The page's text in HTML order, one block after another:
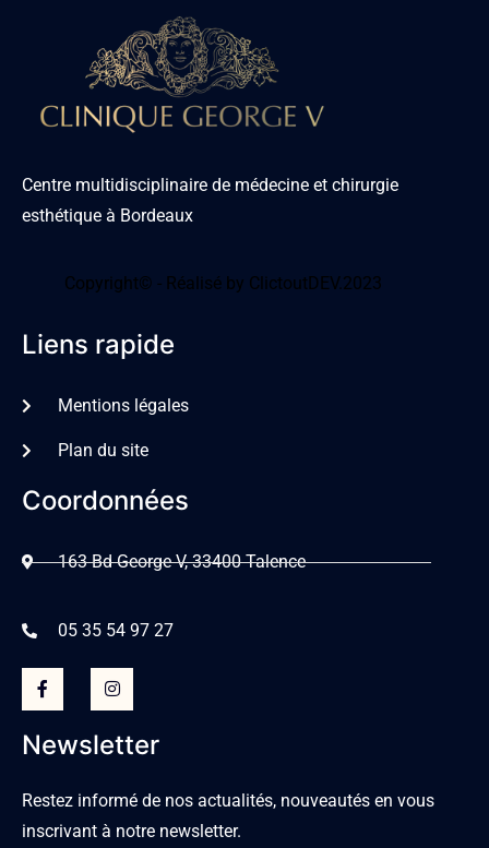
Centre multidisciplinaire de médecine et chirurgie
esthétique à Bordeaux
Copyright© - Réalisé by ClictoutDEV.2023
Liens rapide
Mentions légales
Plan du site
Coordonnées
163 Bd George V, 33400 Talence
05 35 54 97 27
Newsletter
Restez informé de nos actualités, nouveautés en vous
inscrivant à notre newsletter.